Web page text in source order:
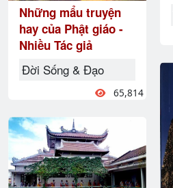
Những mẩu truyện
hay của Phật giáo -
Nhiều Tác giả
Đời Sống & Đạo
65,814